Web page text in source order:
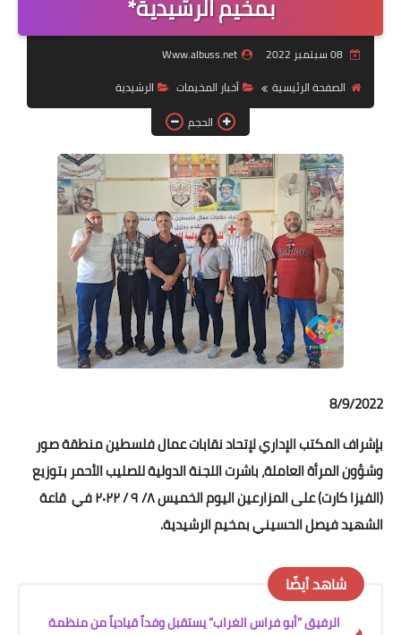
لك سيدتي
بمخيم الرشيدية*
08 سبتمبر 2022
Www.albuss.net
الصفحة الرئيسية
أخبار المخيمات
الرشيدية
الحجم
8/9/2022
بإشراف المكتب الإداري لإتحاد نقابات عمال فلسطين منطقة صور
وشؤون المرأة العاملة، باشرت اللجنة الدولية للصليب الأحمر بتوزيع
(الفيزا كارت) على المزارعين اليوم الخميس ٨/ ٩ / ٢٠٢٢ في قاعة
الشهيد فيصل الحسيني بمخيم الرشيدية.
شاهد أيضًا
الرفيق "أبو فراس الغراب" يستقبل وفداً قيادياً من منظمة